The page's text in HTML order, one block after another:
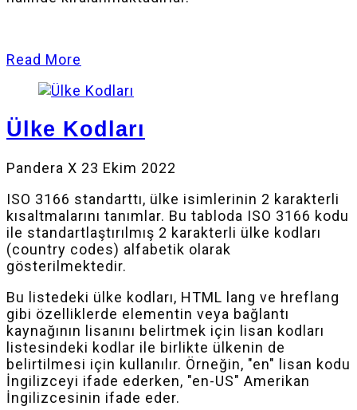
Read More
Ülke Kodları
Pandera X 23 Ekim 2022
ISO 3166 standarttı, ülke isimlerinin 2 karakterli
kısaltmalarını tanımlar. Bu tabloda ISO 3166 kodu
ile standartlaştırılmış 2 karakterli ülke kodları
(country codes) alfabetik olarak
gösterilmektedir.
Bu listedeki ülke kodları, HTML lang ve hreflang
gibi özelliklerde elementin veya bağlantı
kaynağının lisanını belirtmek için lisan kodları
listesindeki kodlar ile birlikte ülkenin de
belirtilmesi için kullanılır. Örneğin, "en" lisan kodu
İngilizceyi ifade ederken, "en-US" Amerikan
İngilizcesinin ifade eder.